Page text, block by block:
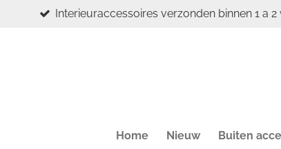
Interieuraccessoires verzonden binnen 1 a 2
Home Nieuw Buiten